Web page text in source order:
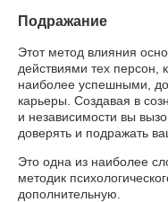
Подражание
Этот метод влияния
действиями тех
наиболее успешными,
карьеры. Создавая в
и независимости вы
доверять и подражать
Это одна из наиболее
методик
дополнительную.